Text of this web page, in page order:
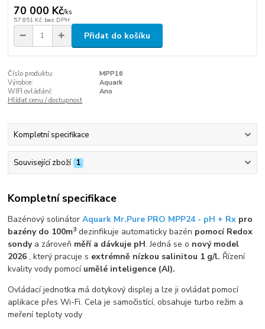
70 000 Kč/ks
57 851 Kč bez DPH
Přidat do košíku
Číslo produktu:
MPP16
Výrobce:
Aquark
WIFI ovládání:
Ano
Hlídat cenu / dostupnost
Kompletní specifikace
Související zboží 1
Kompletní specifikace
Bazénový solinátorAquark Mr.Pure PRO MPP24 - pH + Rx pro
bazény do 100m3 dezinfikuje automaticky bazén pomocí Redox
sondya zároveň měří a dávkuje pH. Jedná se o nový model
2026 , který pracuje s extrémně nízkou salinitou 1 g/l. Řízení
kvality vody pomocí umělé inteligence (AI).
Ovládací jednotka má dotykový displej a lze ji ovládat pomocí
aplikace přes Wi-Fi. Cela je samočistící, obsahuje turbo režim a
meření teploty vody